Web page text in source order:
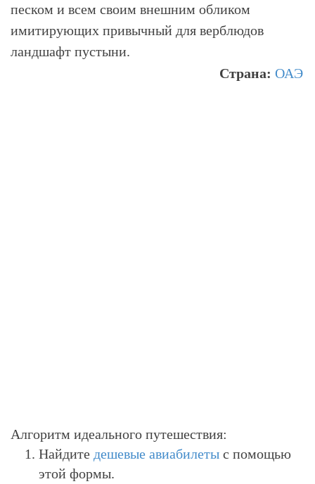
песком и всем своим внешним обликом
имитирующих привычный для верблюдов
ландшафт пустыни.
Страна: ОАЭ
Алгоритм идеального путешествия:
Найдите дешевые авиабилеты с помощью
этой формы.